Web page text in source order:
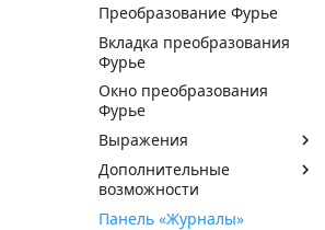
Преобразование Фурье
Вкладка преобразования
Фурье
Окно преобразования
Фурье
Выражения
Дополнительные
возможности
Панель «Журналы»